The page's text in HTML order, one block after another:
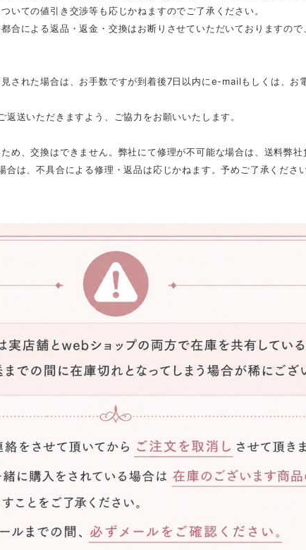
いての値引き交渉等も応じかねますのでご了承ください。
合による返品・返金・交換はお断りさせていただいておりますので
された場合は、お手数ですが到着後7日以内にe-mailもしくは、お
送いただきますよう、ご協力をお願いいたします。
め、交換はできません。弊社にて修理が不可能な場合は、送料弊
は、不具合による修理・返品は応じかねます。予めご了承ください